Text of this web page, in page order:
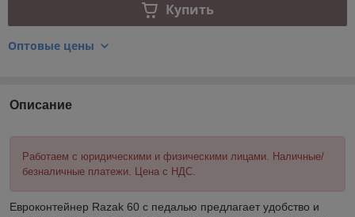
Купить
Оптовые цены
Описание
Работаем с юридическими и физическими лицами. Наличные/
безналичные платежи. Цена с НДС.
Евроконтейнер Razak 60 с педалью предлагает удобство и